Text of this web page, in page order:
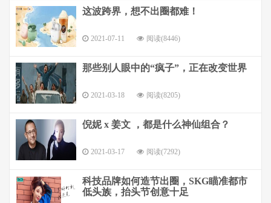
这波跨界，想不出圈都难！
2021-07-11 阅读(8446)
那些别人眼中的“疯子”，正在改变世界
2021-03-18 阅读(8205)
倪妮 x 姜文 ，都是什么神仙组合？
2021-03-17 阅读(7292)
科技品牌如何造节出圈，SKG瞄准都市
低头族，抬头节创意十足